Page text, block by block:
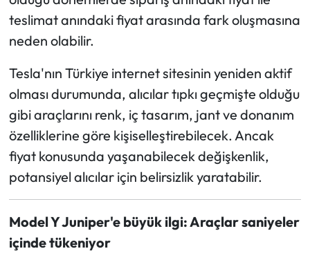
teslimat anındaki fiyat arasında fark oluşmasına
neden olabilir.
Tesla'nın Türkiye internet sitesinin yeniden aktif
olması durumunda, alıcılar tıpkı geçmişte olduğu
gibi araçlarını renk, iç tasarım, jant ve donanım
özelliklerine göre kişiselleştirebilecek. Ancak
fiyat konusunda yaşanabilecek değişkenlik,
potansiyel alıcılar için belirsizlik yaratabilir.
Model Y Juniper'e büyük ilgi: Araçlar saniyeler
içinde tükeniyor